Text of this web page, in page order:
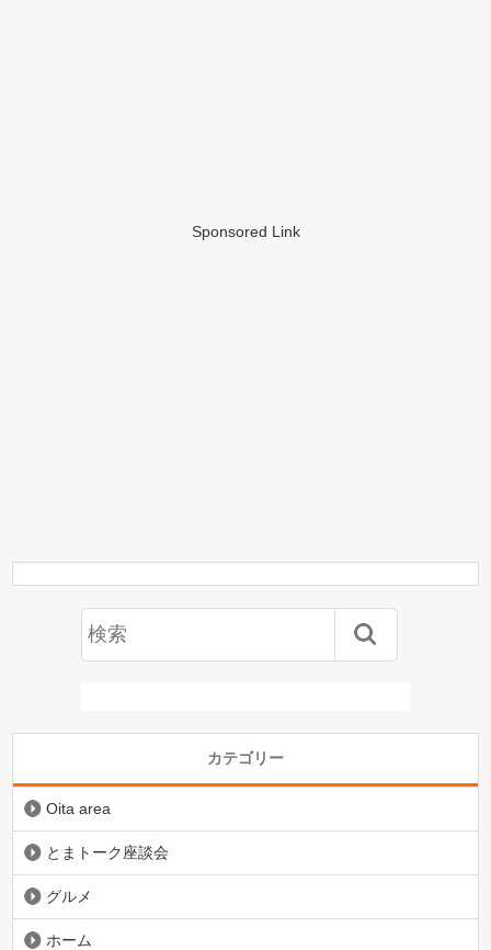
Sponsored Link
カテゴリー
Oita area
とまトーク座談会
グルメ
ホーム